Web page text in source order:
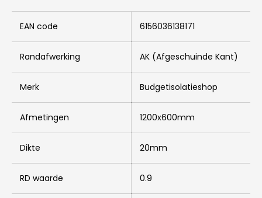
EAN code 6156036138171
Randafwerking AK (Afgeschuinde Kant)
Merk Budgetisolatieshop
Afmetingen 1200x600mm
Dikte 20mm
RD waarde 0.9